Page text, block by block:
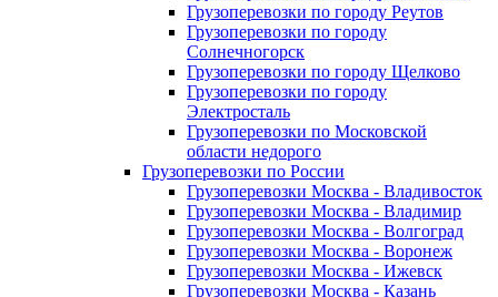
Грузоперевозки по городу Реутов
Грузоперевозки по городу
Солнечногорск
Грузоперевозки по городу Щелково
Грузоперевозки по городу
Электросталь
Грузоперевозки по Московской
области недорого
Грузоперевозки по России
Грузоперевозки Москва - Владивосток
Грузоперевозки Москва - Владимир
Грузоперевозки Москва - Волгоград
Грузоперевозки Москва - Воронеж
Грузоперевозки Москва - Ижевск
Грузоперевозки Москва - Казань